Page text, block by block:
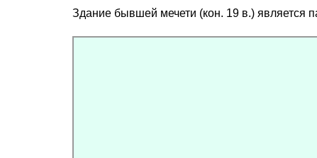
Здание бывшей мечети (кон. 19 в.) является